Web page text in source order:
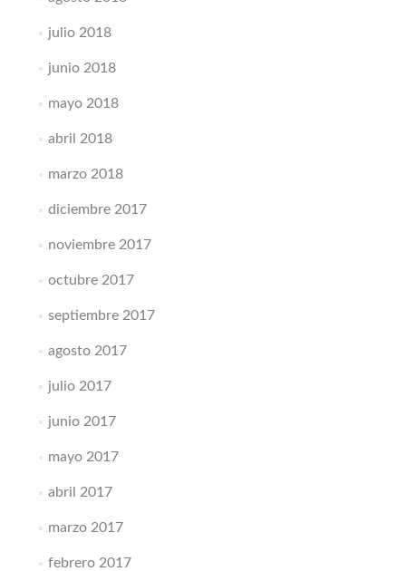
julio 2018
junio 2018
mayo 2018
abril 2018
marzo 2018
diciembre 2017
noviembre 2017
octubre 2017
septiembre 2017
agosto 2017
julio 2017
junio 2017
mayo 2017
abril 2017
marzo 2017
febrero 2017